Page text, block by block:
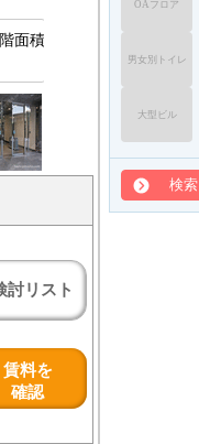
面積
討リスト
賃料を
確認
OAフロア
男女別トイレ
大型ビル
検索